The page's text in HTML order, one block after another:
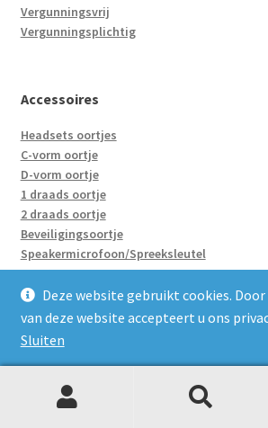
Vergunningsvrij
Vergunningsplichtig
Accessoires
Headsets oortjes
C-vorm oortje
D-vorm oortje
1 draads oortje
2 draads oortje
Beveiligingsoortje
Speakermicrofoon/Spreeksleutel
Accu’s
Holster
Enkelvoudige laders
Groepsladers
Adapter/Verloopje
Deze website gebruikt cookies.
van deze website accepteert u ons
Sluiten